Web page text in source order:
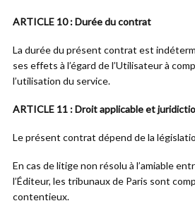
ARTICLE 10 : Durée du contrat
La durée du présent contrat est
ses effets à l’égard de l’Utilisateur à
l’utilisation du service.
ARTICLE 11 : Droit applicable et
Le présent contrat dépend de la
En cas de litige non résolu à l’amiable
l’Éditeur, les tribunaux de Paris sont
contentieux.